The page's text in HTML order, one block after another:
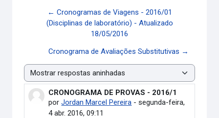
← Cronogramas de Viagens - 2016/01
(Disciplinas de laboratório) - Atualizado
18/05/2016
Cronograma de Avaliações Substitutivas →
Modo de visualização
CRONOGRAMA DE PROVAS - 2016/1
porJordan Marcel Pereira -segunda-feira,
4 abr. 2016, 09:11
Número de respostas: 0